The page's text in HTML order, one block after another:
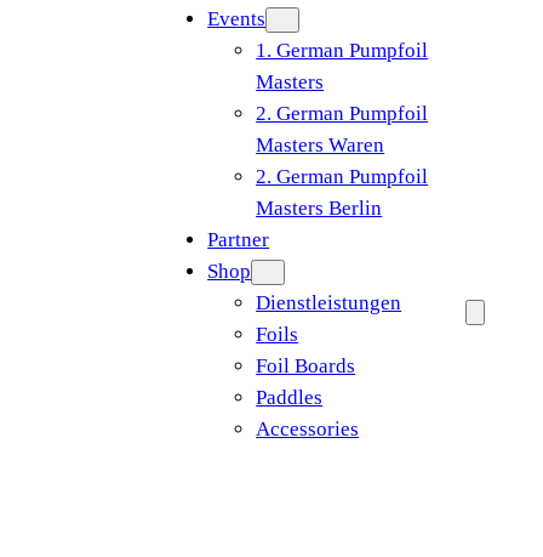
Events
1. German Pumpfoil
Masters
2. German Pumpfoil
Masters Waren
2. German Pumpfoil
Masters Berlin
Partner
Shop
Dienstleistungen
Foils
Foil Boards
Paddles
Accessories